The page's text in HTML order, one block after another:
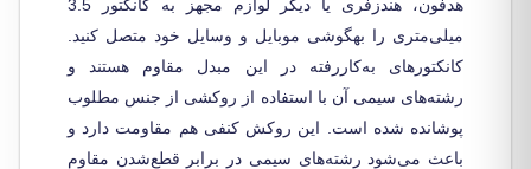
هدفون، هندزفری یا دیگر لوازم مجهز به کانکتور 3.5
میلی‌متری را بهگوشی موبایل و وسایل خود متصل کنید.
کانکتورهای به‌کاررفته در این مبدل مقاوم هستند و
رشته‌های سیمی آن با استفاده از روکشی از جنس مطلوب
پوشانده شده است. این روکش کنفی هم مقاومت دارد و
باعث می‌شود رشته‌های سیمی در برابر قطع‌شدن مقاوم